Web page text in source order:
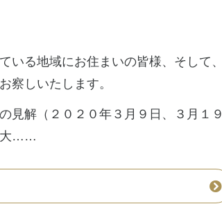
いる地域にお住まいの皆様、そして、
察しいたします。
見解（２０２０年３月９日、３月１９
大……